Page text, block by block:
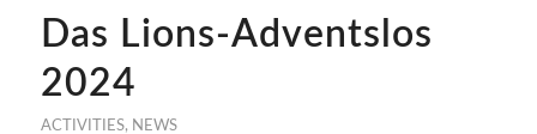
Das Lions-Adventslos
2024
ACTIVITIES, NEWS